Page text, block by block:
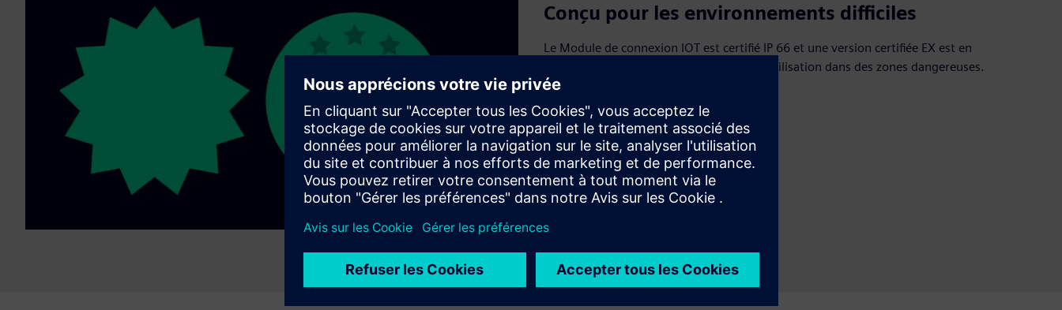
Conçu pour les environnements difficiles
Le Module de connexion IOT est certifié IP 66 et une version certifiée EX est en
préparation, ce qui le rend adapté à une utilisation dans des zones dangereuses.